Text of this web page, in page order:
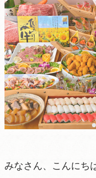
みなさん、こんにち